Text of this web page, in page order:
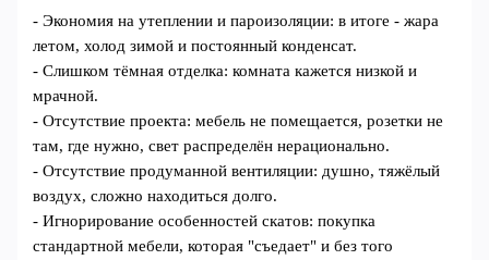
- Экономия на утеплении и пароизоляции: в итоге - жара
летом, холод зимой и постоянный конденсат.
- Слишком тёмная отделка: комната кажется низкой и
мрачной.
- Отсутствие проекта: мебель не помещается, розетки не
там, где нужно, свет распределён нерационально.
- Отсутствие продуманной вентиляции: душно, тяжёлый
воздух, сложно находиться долго.
- Игнорирование особенностей скатов: покупка
стандартной мебели, которая "съедает" и без того